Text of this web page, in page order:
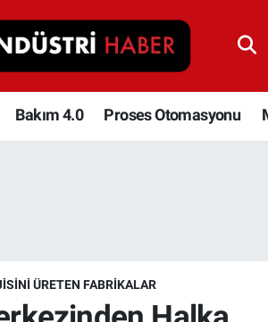
Bakım 4.0 Proses Otomasyonu
ÜRETEN FABRIKALAR